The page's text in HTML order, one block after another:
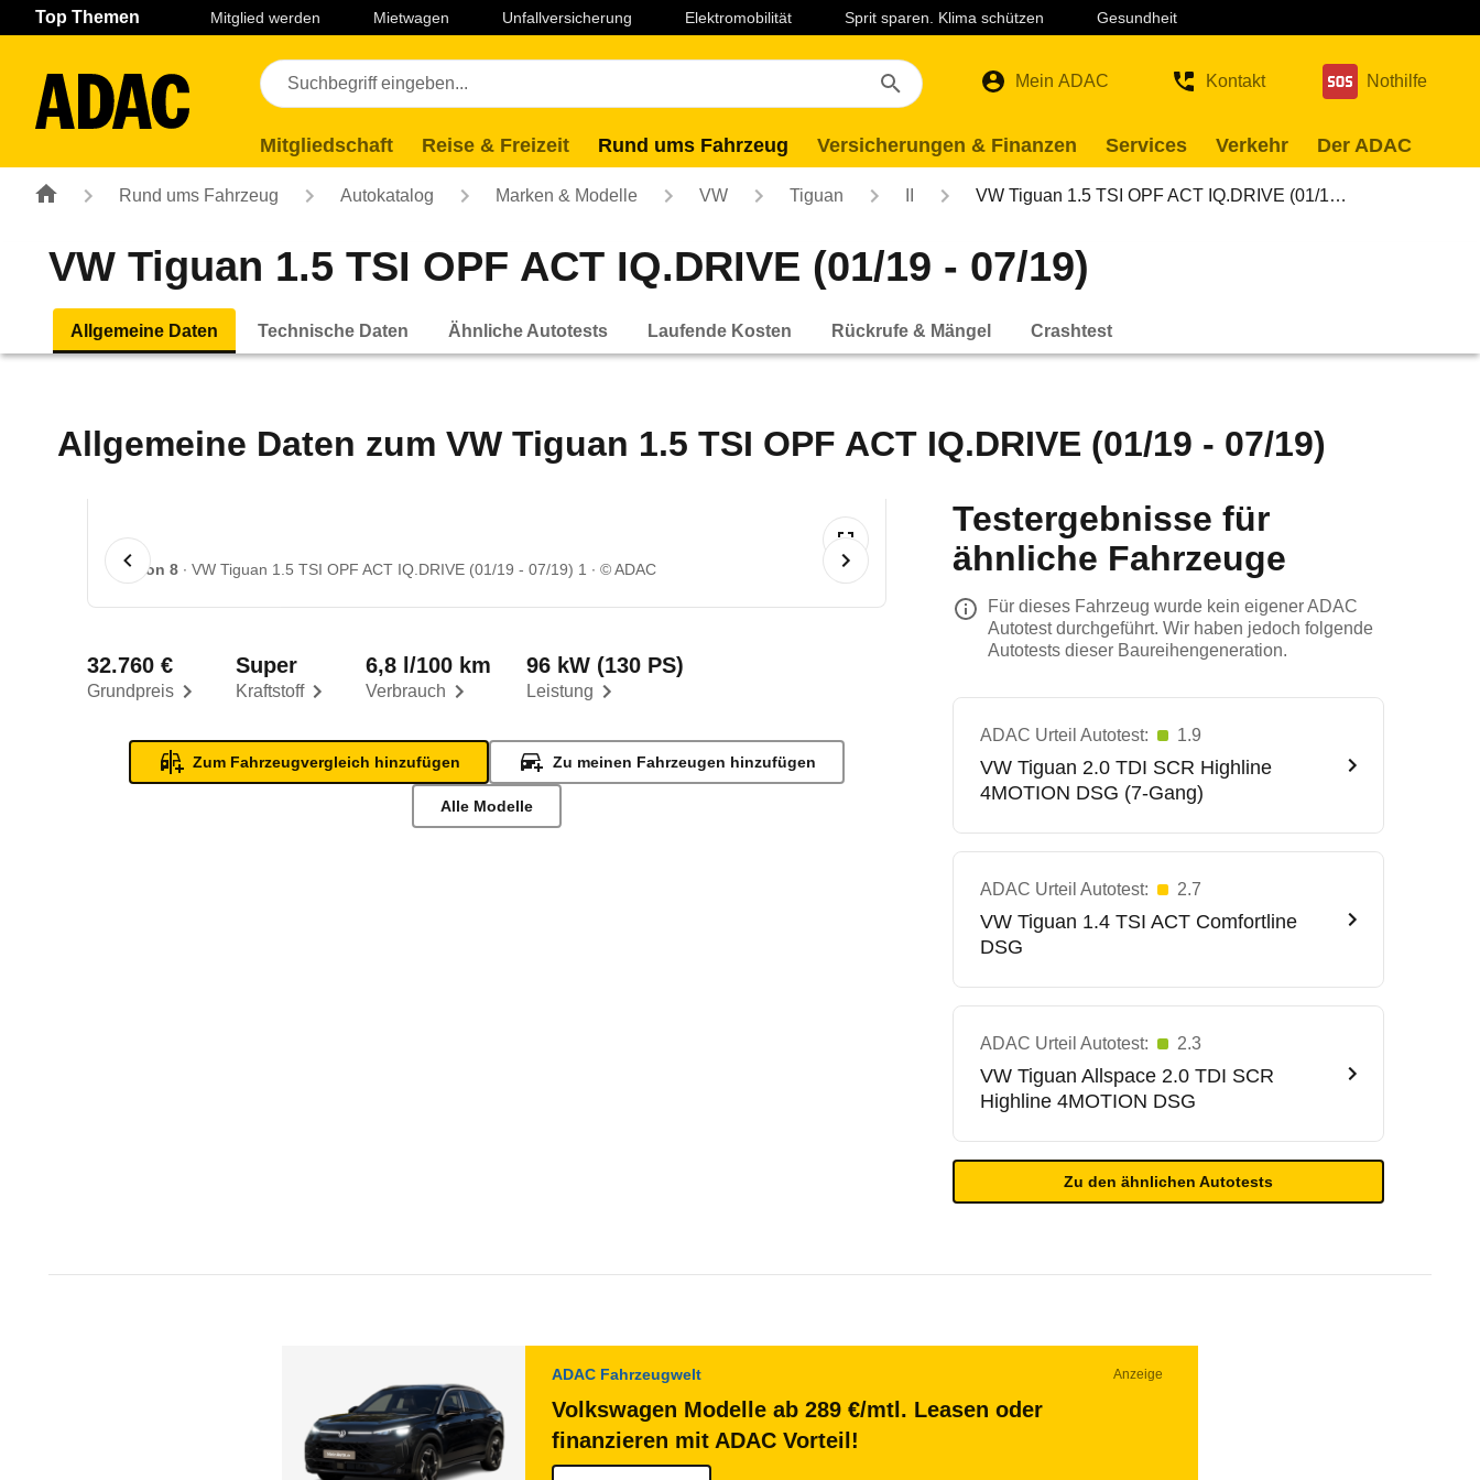
Navigation Seiteninhalt Fußzeile
Top Themen Mitglied werden Mietwagen Unfallversicherung Elektromobilität Sprit sparen. Klima schützen Gesundheit
Mein ADAC Kontakt Nothilfe
Mitgliedschaft Reise & Freizeit Rund ums Fahrzeug Versicherungen & Finanzen Services Verkehr Der ADAC
Rund ums Fahrzeug Autokatalog Marken & Modelle VW Tiguan VW Tiguan 1.5 TSI OPF ACT IQ.DRIVE (01/1…
VW Tiguan 1.5 TSI OPF ACT IQ.DRIVE (01/19 - 07/19)
Allgemeine Daten Technische Daten Ähnliche Autotests Laufende Kosten Rückrufe & Mängel Crashtest
Allgemeine Daten zum VW Tiguan 1.5 TSI OPF ACT IQ.DRIVE (01/19 - 07/19)
1 von 8 VW Tiguan 1.5 TSI OPF ACT IQ.DRIVE (01/19 - 07/19) 1 © ADAC
Grundpreis
32.760 €
Kraftstoff
Super
Verbrauch
6,8 l/100 km
Leistung
96 kW (130 PS)
Zum Fahrzeugvergleich hinzufügen Zu meinen Fahrzeugen hinzufügen
Alle Modelle
Testergebnisse für
ähnliche Fahrzeuge
Für dieses Fahrzeug wurde kein eigener ADAC
Autotest durchgeführt. Wir haben jedoch folgende
Autotests dieser Baureihengeneration.
ADAC Urteil Autotest: 1.9
VW Tiguan 2.0 TDI SCR Highline
4MOTION DSG (7-Gang)
ADAC Urteil Autotest: 2.7
VW Tiguan 1.4 TSI ACT Comfortline
DSG
ADAC Urteil Autotest: 2.3
VW Tiguan Allspace 2.0 TDI SCR
Highline 4MOTION DSG
Zu den ähnlichen Autotests
ADAC Fahrzeugwelt Anzeige
Volkswagen Modelle ab 289 €/mtl. Leasen oder
finanzieren mit ADAC Vorteil!